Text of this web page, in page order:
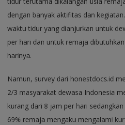
dengan banyak aktifitas dan
waktu tidur yang dianjurkan untuk
per hari dan untuk remaja
harinya.
Namun, survey dari honestdocs.id
2/3 masyarakat dewasa Indonesia
kurang dari 8 jam per hari
69% remaja mengaku mengalami